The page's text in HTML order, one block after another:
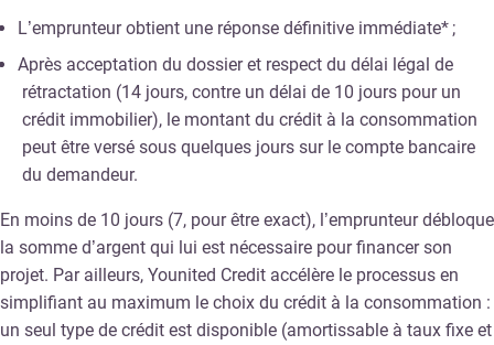
L’emprunteur obtient une réponse définitive immédiate* ;
Après acceptation du dossier et respect du délai légal de
rétractation (14 jours, contre un délai de 10 jours pour un
crédit immobilier), le montant du crédit à la consommation
peut être versé sous quelques jours sur le compte bancaire
du demandeur.
En moins de 10 jours (7, pour être exact), l’emprunteur débloque
la somme d’argent qui lui est nécessaire pour financer son
projet. Par ailleurs, Younited Credit accélère le processus en
simplifiant au maximum le choix du crédit à la consommation :
un seul type de crédit est disponible (amortissable à taux fixe et